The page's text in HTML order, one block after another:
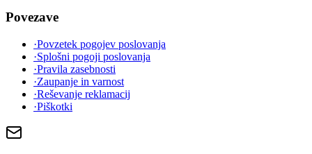
Povezave
·Povzetek pogojev poslovanja
·Splošni pogoji poslovanja
·Pravila zasebnosti
·Zaupanje in varnost
·Reševanje reklamacij
·Piškotki